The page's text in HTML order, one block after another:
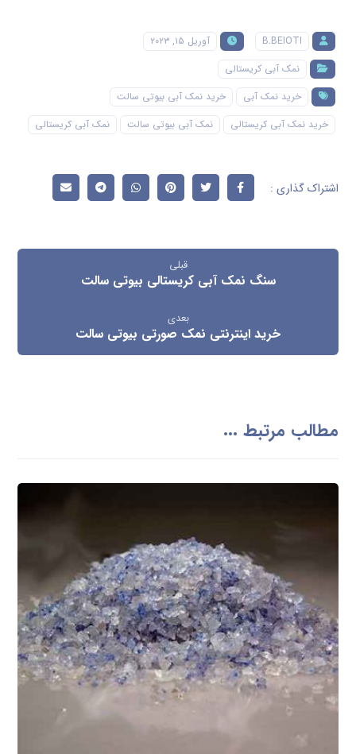
B.BEIOTI
آوریل ۱۵, ۲۰۲۳
نمک آبی کریستالی
خرید نمک آبی
خرید نمک آبی بیوتی سالت
خرید نمک آبی کریستالی
نمک آبی بیوتی سالت نمک آبی کریستالی
قبلی
سنگ نمک آبی کریستالی بیوتی سالت
بعدی
خرید اینترنتی نمک صورتی بیوتی سالت
مطالب مرتبط ...